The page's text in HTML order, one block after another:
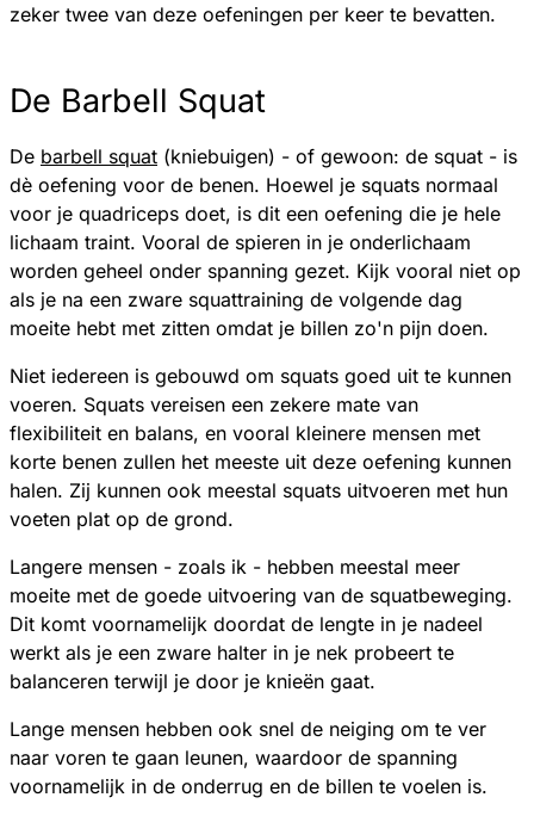
zeker twee van deze oefeningen per keer te bevatten.
De Barbell Squat
De barbell squat (kniebuigen) - of gewoon: de squat - is
dè oefening voor de benen. Hoewel je squats normaal
voor je quadriceps doet, is dit een oefening die je hele
lichaam traint. Vooral de spieren in je onderlichaam
worden geheel onder spanning gezet. Kijk vooral niet op
als je na een zware squattraining de volgende dag
moeite hebt met zitten omdat je billen zo'n pijn doen.
Niet iedereen is gebouwd om squats goed uit te kunnen
voeren. Squats vereisen een zekere mate van
flexibiliteit en balans, en vooral kleinere mensen met
korte benen zullen het meeste uit deze oefening kunnen
halen. Zij kunnen ook meestal squats uitvoeren met hun
voeten plat op de grond.
Langere mensen - zoals ik - hebben meestal meer
moeite met de goede uitvoering van de squatbeweging.
Dit komt voornamelijk doordat de lengte in je nadeel
werkt als je een zware halter in je nek probeert te
balanceren terwijl je door je knieën gaat.
Lange mensen hebben ook snel de neiging om te ver
naar voren te gaan leunen, waardoor de spanning
voornamelijk in de onderrug en de billen te voelen is.